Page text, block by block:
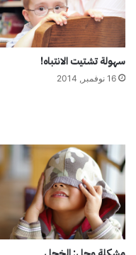
سهولة تشتيت الانتباه!
16 نوفمبر, 2014